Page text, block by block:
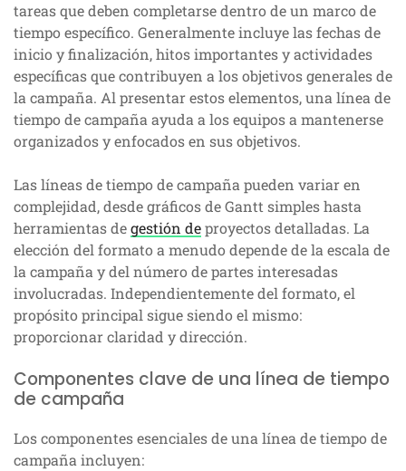
tareas que deben completarse dentro de un marco de
tiempo específico. Generalmente incluye las fechas de
inicio y finalización, hitos importantes y actividades
específicas que contribuyen a los objetivos generales de
la campaña. Al presentar estos elementos, una línea de
tiempo de campaña ayuda a los equipos a mantenerse
organizados y enfocados en sus objetivos.
Las líneas de tiempo de campaña pueden variar en
complejidad, desde gráficos de Gantt simples hasta
herramientas degestión deproyectos detalladas. La
elección del formato a menudo depende de la escala de
la campaña y del número de partes interesadas
involucradas. Independientemente del formato, el
propósito principal sigue siendo el mismo:
proporcionar claridad y dirección.
Componentes clave de una línea de tiempo
de campaña
Los componentes esenciales de una línea de tiempo de
campaña incluyen: